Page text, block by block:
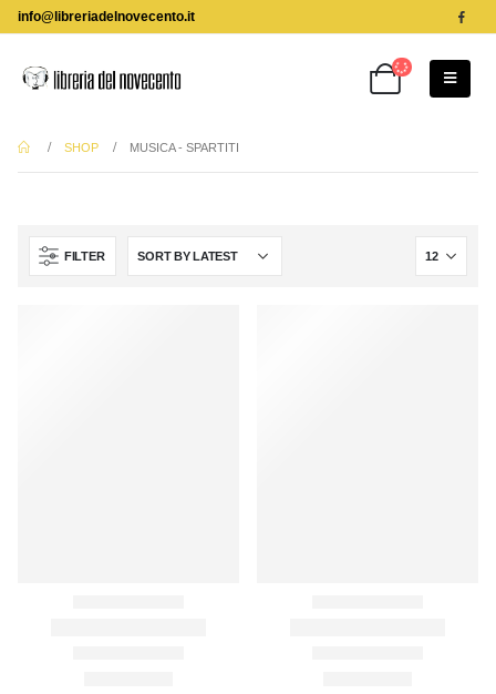
info@libreriadelnovecento.it
SHOP MUSICA - SPARTITI
FILTER